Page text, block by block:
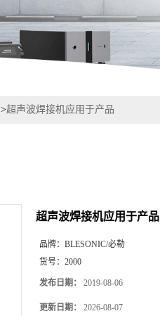
>超声波焊接机应用于产品
超声波焊接机应用于产品
品牌： BLESONIC/必勒
货号： 2000
发布日期： 2019-08-06
更新日期： 2026-08-07